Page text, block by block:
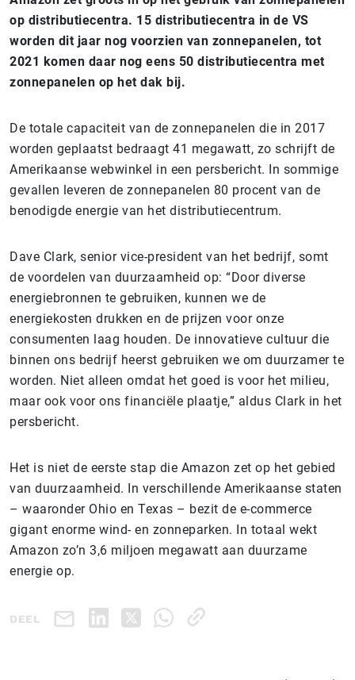
op distributiecentra. 15 distributiecentra in de VS
worden dit jaar nog voorzien van zonnepanelen, tot
2021 komen daar nog eens 50 distributiecentra met
zonnepanelen op het dak bij.
De totale capaciteit van de zonnepanelen die in 2017
worden geplaatst bedraagt 41 megawatt, zo schrijft de
Amerikaanse webwinkel in een persbericht. In sommige
gevallen leveren de zonnepanelen 80 procent van de
benodigde energie van het distributiecentrum.
Dave Clark, senior vice-president van het bedrijf, somt
de voordelen van duurzaamheid op: “Door diverse
energiebronnen te gebruiken, kunnen we de
energiekosten drukken en de prijzen voor onze
consumenten laag houden. De innovatieve cultuur die
binnen ons bedrijf heerst gebruiken we om duurzamer te
worden. Niet alleen omdat het goed is voor het milieu,
maar ook voor ons financiële plaatje,” aldus Clark in het
persbericht.
Het is niet de eerste stap die Amazon zet op het gebied
van duurzaamheid. In verschillende Amerikaanse staten
– waaronder Ohio en Texas – bezit de e-commerce
gigant enorme wind- en zonneparken. In totaal wekt
Amazon zo’n 3,6 miljoen megawatt aan duurzame
energie op.
DEEL